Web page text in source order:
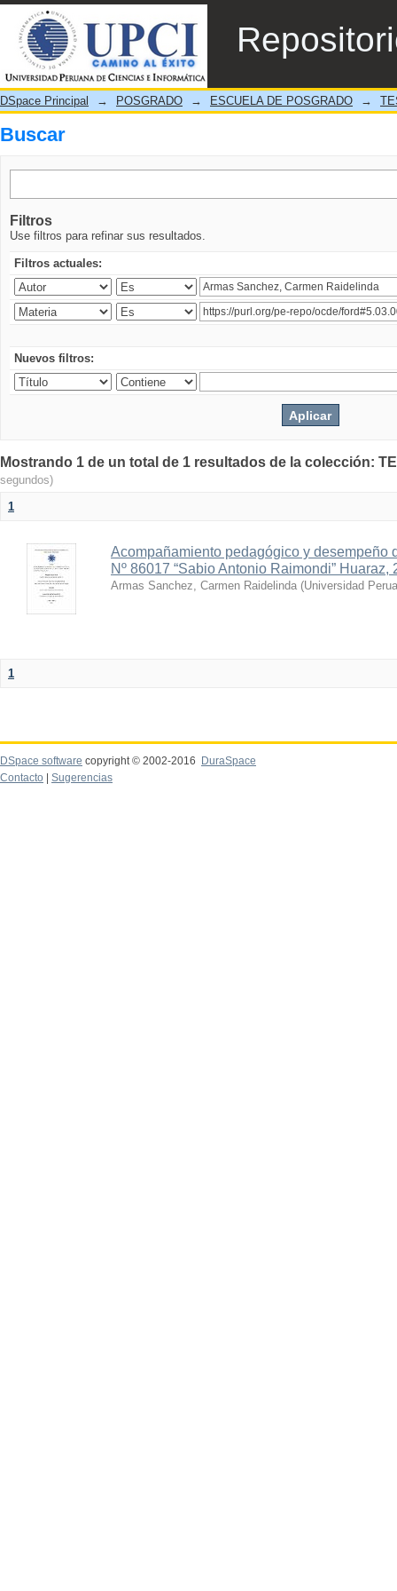
Buscar
DSpace Principal → POSGRADO → ESCUELA DE POSGRADO →
Buscar
Filtros
Use filtros para refinar sus resultados.
Filtros actuales:
Nuevos filtros:
Mostrando 1 de un total de 1 resultados de la colección:
segundos)
1
Acompañamiento pedagógico y desempeño
Nº 86017 “Sabio Antonio Raimondi” Huaraz,
Armas Sanchez, Carmen Raidelinda (Universidad
1
DSpace software copyright © 2002-2016
DuraSpace
Contacto
Sugerencias